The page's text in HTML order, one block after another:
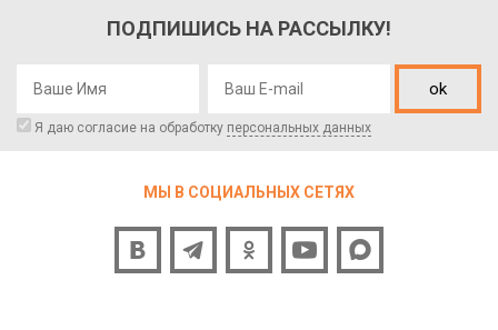
ПОДПИШИСЬ НА РАССЫЛКУ!
ok
Я даю согласие на обработку персональных данных
МЫ В СОЦИАЛЬНЫХ СЕТЯХ